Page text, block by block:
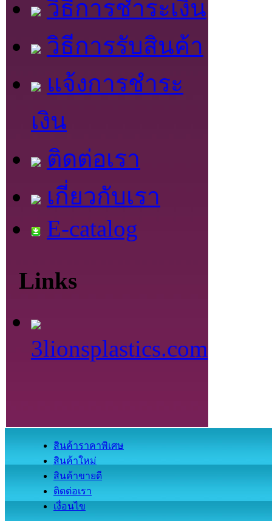
วิธีการชำระเงิน
วิธีการรับสินค้า
แจ้งการชำระ
เงิน
ติดต่อเรา
เกี่ยวกับเรา
E-catalog
Links
3lionsplastics.com
สินค้าราคาพิเศษ
สินค้าใหม่
สินค้าขายดี
ติดต่อเรา
เงื่อนไข